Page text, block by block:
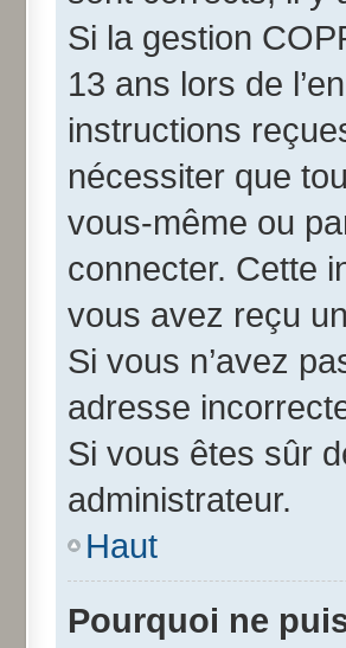
Si la gestion
13 ans lors de
instructions
nécessiter que
vous-même ou
connecter. Cette
vous avez reçu
Si vous n’avez
adresse
Si vous êtes sûr
administrateur.
Haut
Pourquoi ne